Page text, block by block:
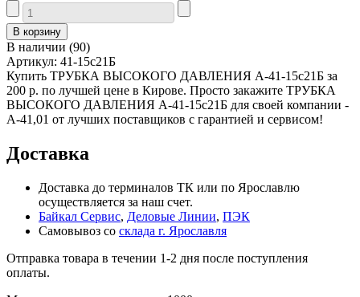
В наличии (90)
Артикул: 41-15с21Б
Купить ТРУБКА ВЫСОКОГО ДАВЛЕНИЯ А-41-15с21Б за
200 р. по лучшей цене в Кирове. Просто закажите ТРУБКА
ВЫСОКОГО ДАВЛЕНИЯ А-41-15с21Б для своей компании -
А-41,01 от лучших поставщиков с гарантией и сервисом!
Доставка
Доставка до терминалов ТК или по Ярославлю
осуществляется за наш счет.
Байкал Сервис, Деловые Линии, ПЭК
Самовывоз со склада г. Ярославля
Отправка товара в течении 1-2 дня после поступления
оплаты.